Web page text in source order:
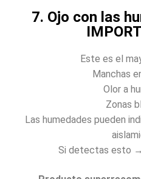
7. Ojo con las
Este es el
Manchas
Olor a
Zonas
Las humedades pueden
Si detectas esto